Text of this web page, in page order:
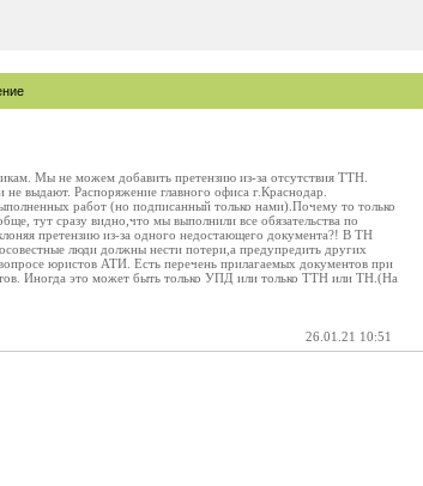
Мы не можем добавить претензию из-за отсутствия ТТН.
выдают. Распоряжение главного офиса г.Краснодар.
работ (но подписанный только нами).Почему то только
тут сразу видно,что мы выполнили все обязательства по
претензию из-за одного недостающего документа?! В ТН
люди должны нести потери,а предупредить других
юристов АТИ. Есть перечень прилагаемых документов при
Иногда это может быть только УПД или только ТТН или ТН.(На
26.01.21 10:51